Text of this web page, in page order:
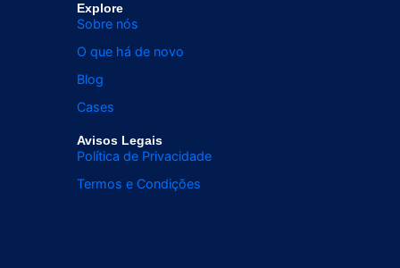
Explore
Sobre nós
O que há de novo
Blog
Cases
Avisos Legais
Política de Privacidade
Termos e Condições